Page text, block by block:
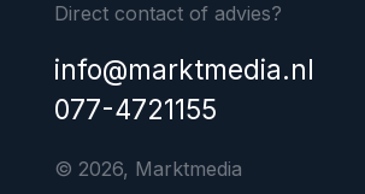
Direct contact of advies?
info@marktmedia.nl
077-4721155
© 2026, Marktmedia